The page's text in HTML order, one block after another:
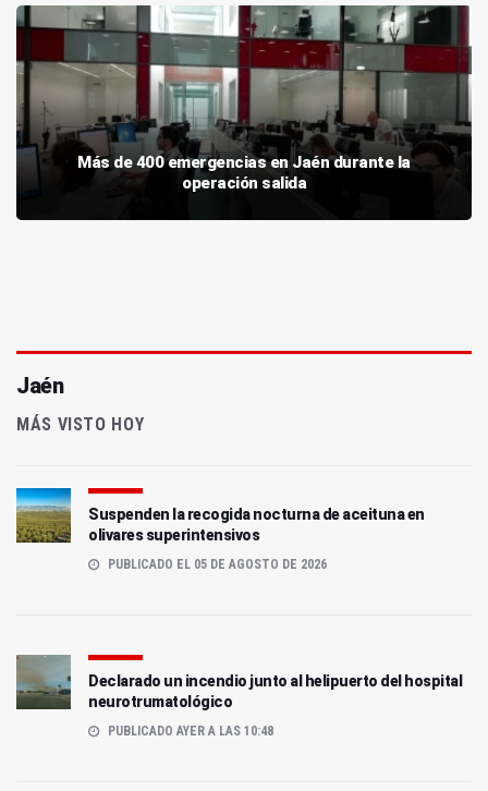
Más de 400 emergencias en Jaén durante la
operación salida
Jaén
MÁS VISTO HOY
Suspenden la recogida nocturna de aceituna en
olivares superintensivos
PUBLICADO EL 05 DE AGOSTO DE 2026
Declarado un incendio junto al helipuerto del hospital
neurotrumatológico
PUBLICADO AYER A LAS 10:48